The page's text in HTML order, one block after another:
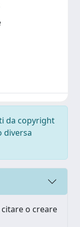
da copyright
diversa
o creare